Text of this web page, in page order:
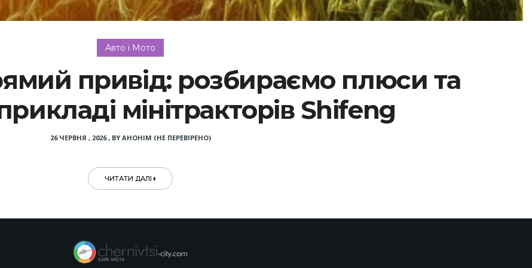
Авто і Мото
привід: розбираємо плюси та
мінітракторів Shifeng
26 ЧЕРВНЯ , 2026, BY АНОНІМ (НЕ ПЕРЕВІРЕНО)
ЧИТАТИ ДАЛІ